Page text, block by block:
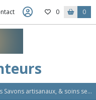
0 0
Bain de Senteurs L’art du bien-être chez vous Savons artisanaux, & soins sensoriels, Aromathérapie et Parfums d'Ambiance,Soin Des Cheveux